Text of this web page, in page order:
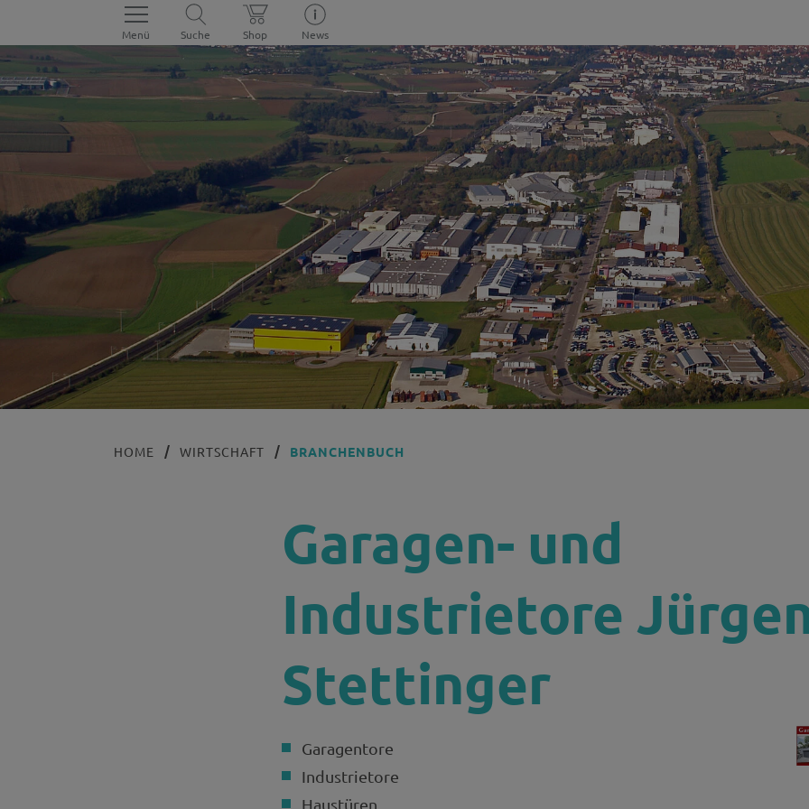
Menü Suche Shop News
HOME WIRTSCHAFT BRANCHENBUCH
Garagen- und
Industrietore
Stettinger
Garagentore
Industrietore
Haustüren